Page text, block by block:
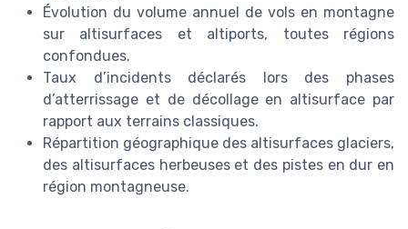
Évolution du volume annuel de vols en montagne
sur altisurfaces et altiports, toutes régions
confondues.
Taux d’incidents déclarés lors des phases
d’atterrissage et de décollage en altisurface par
rapport aux terrains classiques.
Répartition géographique des altisurfaces glaciers,
des altisurfaces herbeuses et des pistes en dur en
région montagneuse.